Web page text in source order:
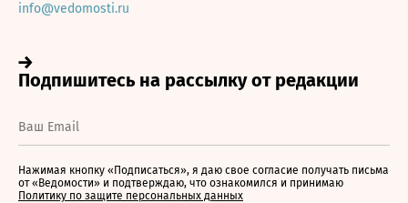
info@vedomosti.ru
Нажимая кнопку «Подписаться», я даю свое согласие получать письма
от «Ведомости» и подтверждаю, что ознакомился и принимаю
Политику по защите персональных данных